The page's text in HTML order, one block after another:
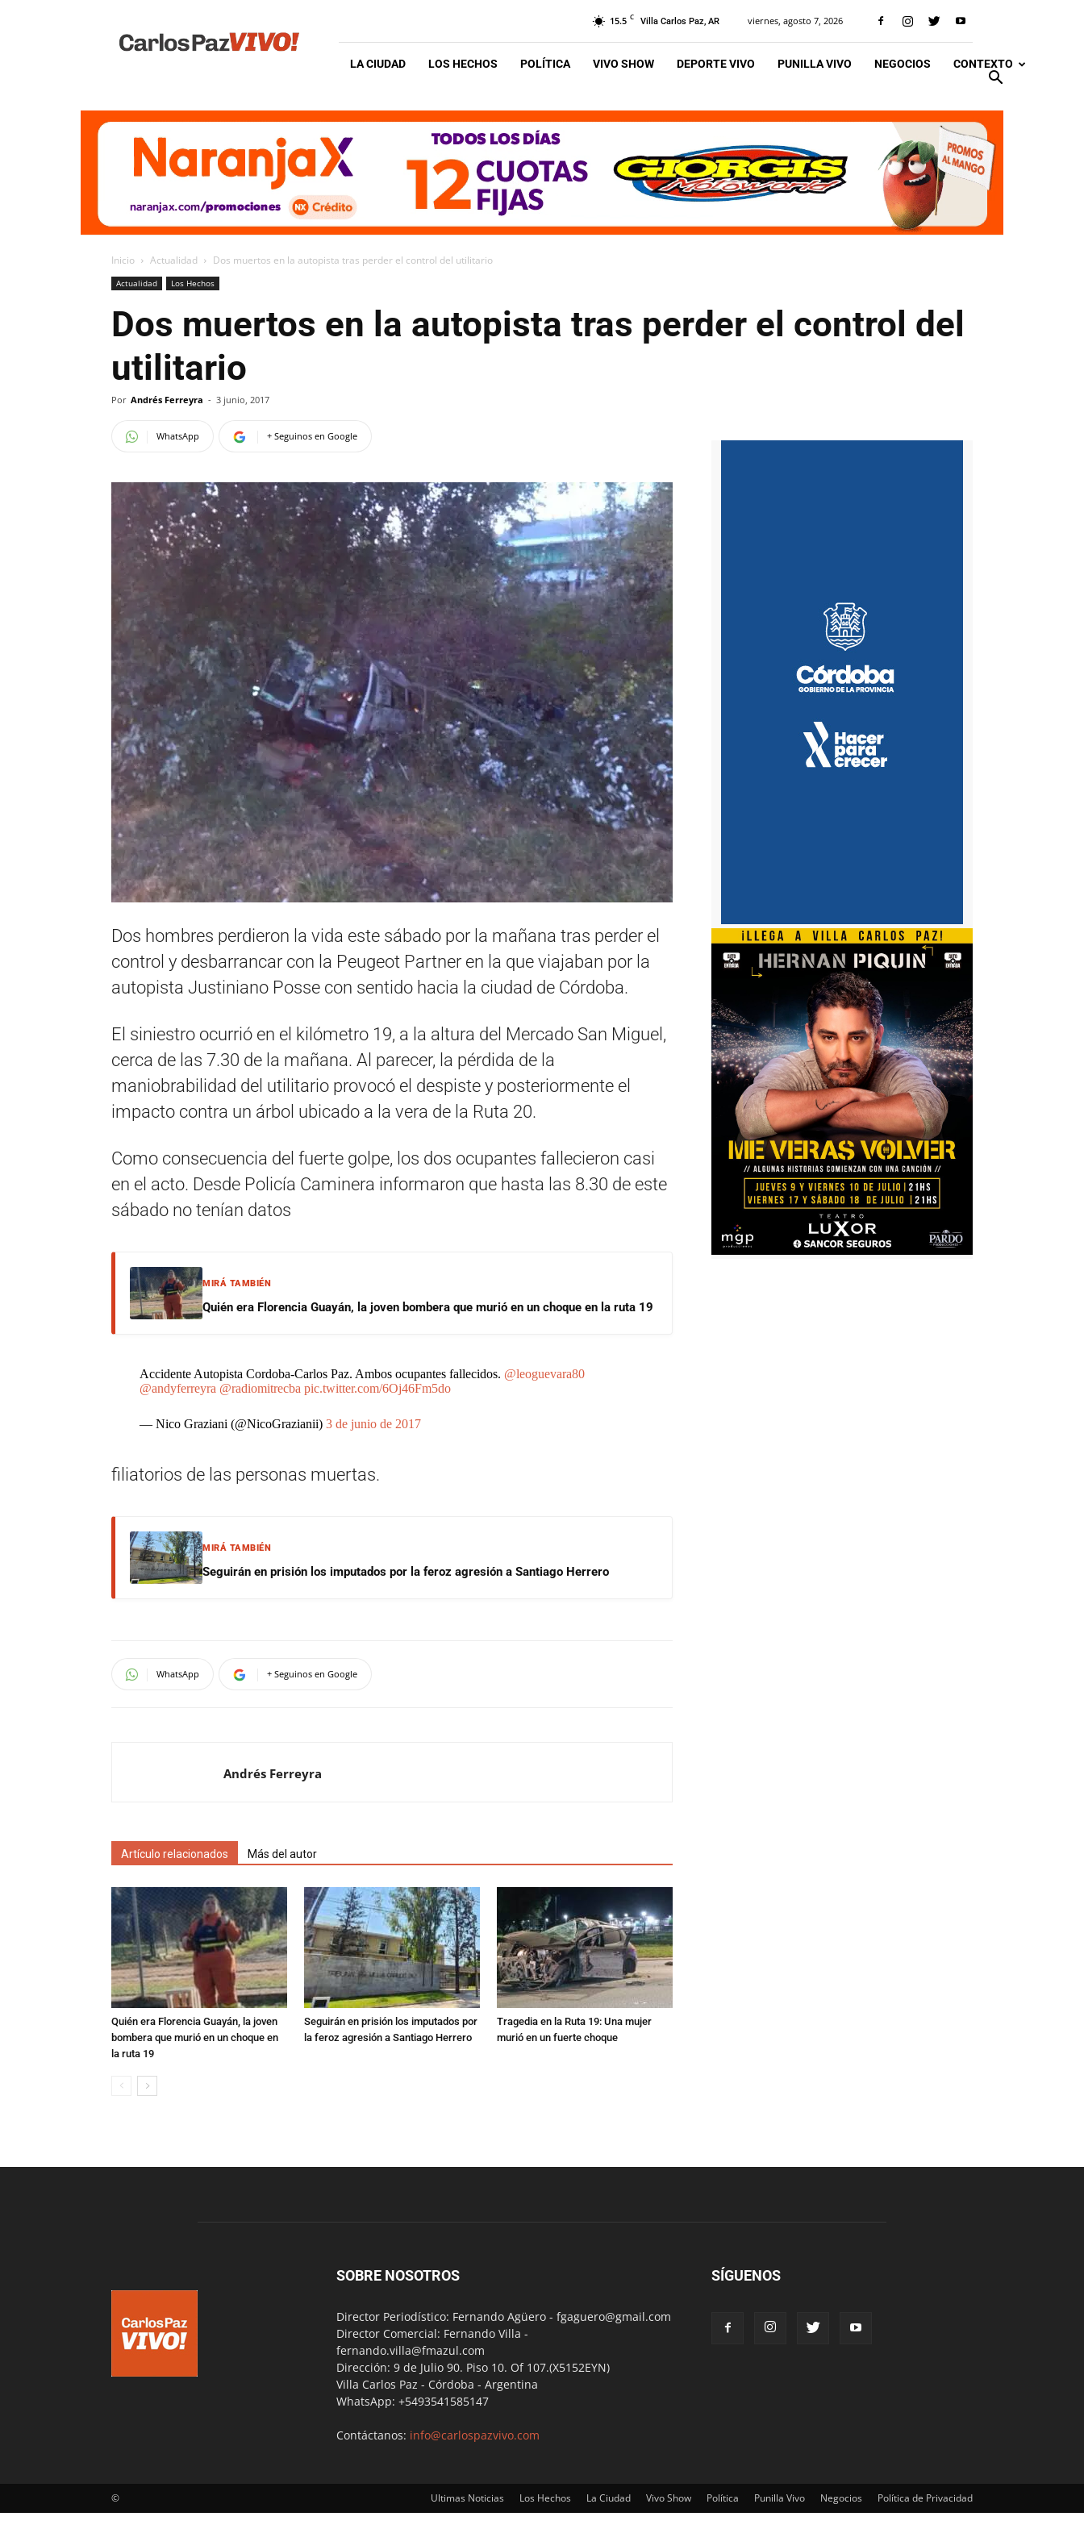
Vivo
15.5 C Villa Carlos Paz, AR viernes, agosto 7, 2026
LA CIUDAD LOS HECHOS POLÍTICA VIVO SHOW DEPORTE VIVO PUNILLA VIVO NEGOCIOS CONTEXTO
Inicio Actualidad Dos muertos en la autopista tras perder el control del utilitario
Actualidad Los Hechos
Dos muertos en la autopista tras perder el control del
utilitario
Por Andrés Ferreyra - 3 junio, 2017
WhatsApp + Seguinos en Google
Dos hombres perdieron la vida este sábado por la mañana tras perder el
control y desbarrancar con la Peugeot Partner en la que viajaban por la
autopista Justiniano Posse con sentido hacia la ciudad de Córdoba.
El siniestro ocurrió en el kilómetro 19, a la altura del Mercado San Miguel,
cerca de las 7.30 de la mañana. Al parecer, la pérdida de la
maniobrabilidad del utilitario provocó el despiste y posteriormente el
impacto contra un árbol ubicado a la vera de la Ruta 20.
Como consecuencia del fuerte golpe, los dos ocupantes fallecieron casi
en el acto. Desde Policía Caminera informaron que hasta las 8.30 de este
sábado no tenían datos
MIRÁ TAMBIÉN
Quién era Florencia Guayán, la joven bombera que murió en un choque en la ruta 19
Accidente Autopista Cordoba-Carlos Paz. Ambos ocupantes fallecidos. @leoguevara80
@andyferreyra @radiomitrecba pic.twitter.com/6Oj46Fm5do
— Nico Graziani (@NicoGrazianii) 3 de junio de 2017
filiatorios de las personas muertas.
MIRÁ TAMBIÉN
Seguirán en prisión los imputados por la feroz agresión a Santiago Herrero
WhatsApp + Seguinos en Google
Andrés Ferreyra
Artículo relacionados Más del autor
Quién era Florencia Guayán, la joven
bombera que murió en un choque en
la ruta 19
Seguirán en prisión los imputados por
la feroz agresión a Santiago Herrero
Tragedia en la Ruta 19: Una mujer
murió en un fuerte choque
SOBRE NOSOTROS
Director Periodístico: Fernando Agüero - fgaguero@gmail.com
Director Comercial: Fernando Villa -
fernando.villa@fmazul.com
Dirección: 9 de Julio 90. Piso 10. Of 107.(X5152EYN)
Villa Carlos Paz - Córdoba - Argentina
WhatsApp: +5493541585147
Contáctanos: info@carlospazvivo.com
SÍGUENOS
Ultimas Noticias Los Hechos La Ciudad Vivo Show Política Punilla Vivo Negocios Política de Privacidad
©